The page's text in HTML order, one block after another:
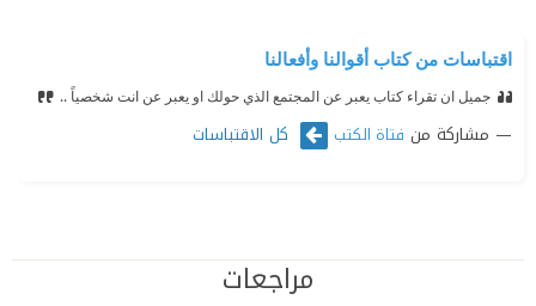
اقتباسات من كتاب أقوالنا وأفعالنا
جميل ان تقراء كتاب يعبر عن المجتمع الذي حولك او يعبر عن انت شخصياً ..
مشاركة من فتاة الكتب كل الاقتباسات
مراجعات